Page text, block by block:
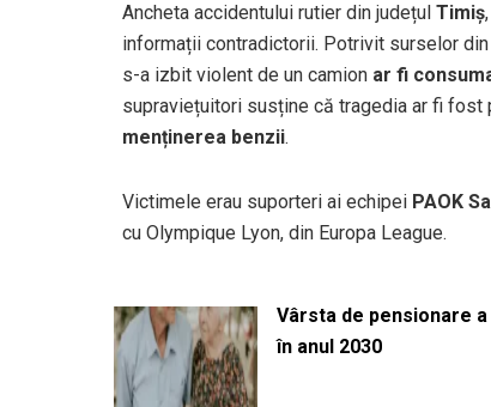
Ancheta accidentului rutier din județul Timiș
informații contradictorii. Potrivit surselor din
s-a izbit violent de un camion ar fi
supraviețuitori susține că tragedia ar fi fost
menținerea benzii.
Victimele erau suporteri ai echipei PAOK
cu Olympique Lyon, din Europa League.
Vârsta de pensionare
în anul 2030